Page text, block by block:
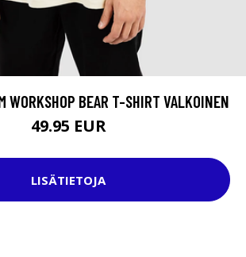
WORKSHOP BEAR T-SHIRT VALKOINEN
49.95 EUR
LISÄTIETOJA